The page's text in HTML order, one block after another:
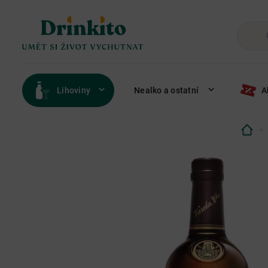
Lihoviny Nealko a ostatní